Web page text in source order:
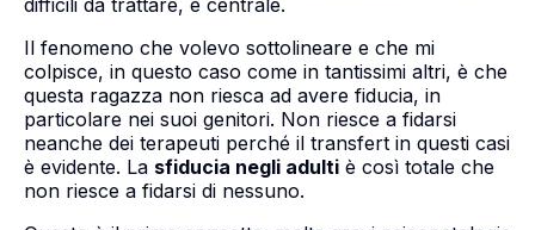
difficili da trattare, è centrale.
Il fenomeno che volevo sottolineare e che mi
colpisce, in questo caso come in tantissimi altri, è che
questa ragazza non riesca ad avere fiducia, in
particolare nei suoi genitori. Non riesce a fidarsi
neanche dei terapeuti perché il transfert in questi casi
è evidente. La sfiducia negli adulti è così totale che
non riesce a fidarsi di nessuno.